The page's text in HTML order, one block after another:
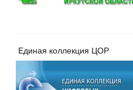
Единая коллекция ЦОР